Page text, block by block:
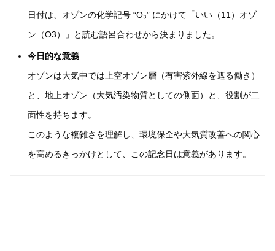
日付は、オゾンの化学記号 “O₃” にかけて「いい（11）オゾ
ン（O3）」と読む語呂合わせから決まりました。
今日的な意義
オゾンは大気中では上空オゾン層（有害紫外線を遮る働き）
と、地上オゾン（大気汚染物質としての側面）と、役割が二
面性を持ちます。
このような複雑さを理解し、環境保全や大気質改善への関心
を高めるきっかけとして、この記念日は意義があります。